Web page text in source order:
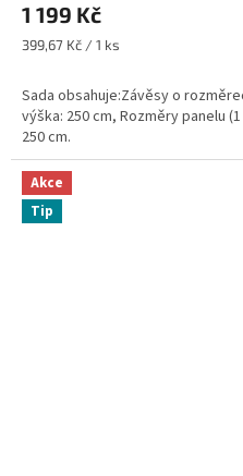
1 199 Kč
Měrná
399,67 Kč / 1 ks
Sada obsahuje:Závěsy o
výška: 250 cm, Rozměry panelu
250 cm.
Akce
Tip